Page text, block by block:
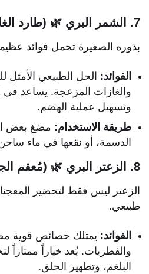
7. الشمر البري 🌿 (طارد الغازات)
بذوره الصغيرة تحمل فوائد
الفوائد: الحل الطبيعي الأمثل
والغازات المزعجة. يساعد في
وتسهيل عملية الهضم.
طريقة الاستخدام: مضغ بعض
الدسمة، أو نقعها في ماء
8. الزعتر البري 🌿 (مُعقم الجهاز التنفسي)
الزعتر ليس فقط لتحضير
طبيعي.
الفوائد: يمتلك خصائص قوية
والفطريات. يُعد خياراً ممتازاً
البلغم، وتطهير الحلق.